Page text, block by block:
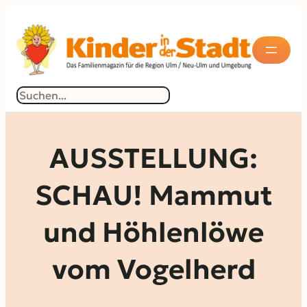
Inhalt
springen
Suchen
AUSSTELLUNG:
SCHAU! Mammut
und Höhlenlöwe
vom Vogelherd